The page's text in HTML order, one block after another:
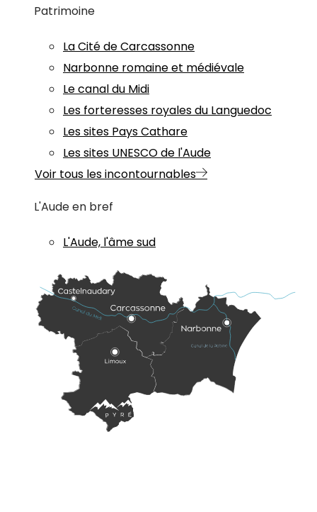
Patrimoine
La Cité de Carcassonne
Narbonne romaine et médiévale
Le canal du Midi
Les forteresses royales du Languedoc
Les sites Pays Cathare
Les sites UNESCO de l'Aude
Voir tous les incontournables
L'Aude en bref
L'Aude, l'âme sud